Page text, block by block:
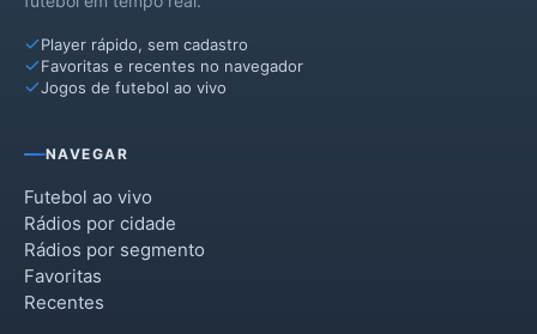
Player rápido, sem cadastro
Favoritas e recentes no navegador
Jogos de futebol ao vivo
NAVEGAR
Futebol ao vivo
Rádios por cidade
Rádios por segmento
Favoritas
Recentes